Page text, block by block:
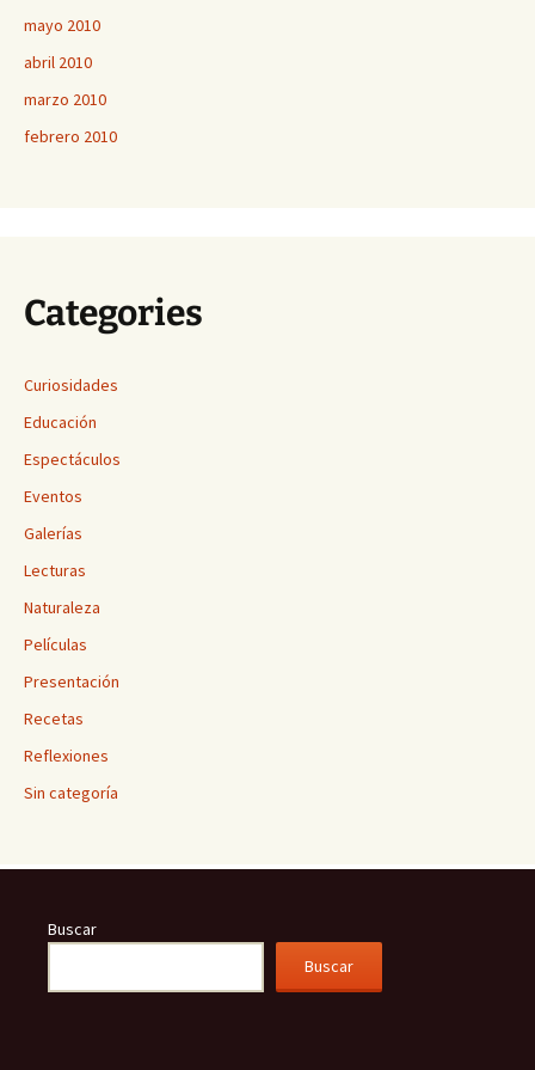
mayo 2010
abril 2010
marzo 2010
febrero 2010
Categories
Curiosidades
Educación
Espectáculos
Eventos
Galerías
Lecturas
Naturaleza
Películas
Presentación
Recetas
Reflexiones
Sin categoría
Buscar
Buscar